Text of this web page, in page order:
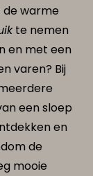
de warme
te nemen
en met een
varen? Bij
een sloep
en
de
mooie